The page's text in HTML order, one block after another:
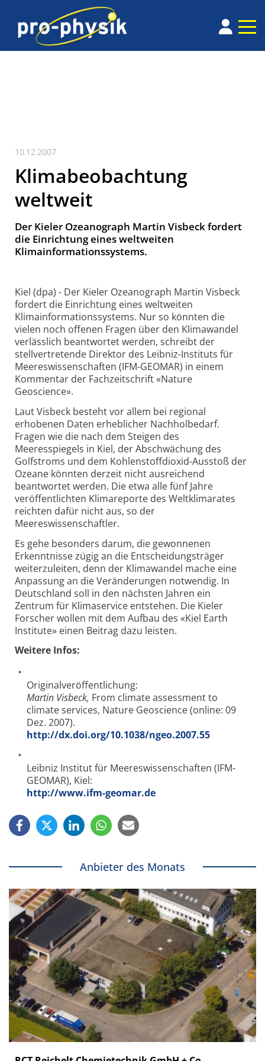
10.12.2007
Klimabeobachtung
weltweit
Der Kieler Ozeanograph Martin Visbeck fordert
die Einrichtung eines weltweiten
Klimainformationssystems.
Kiel (dpa) - Der Kieler Ozeanograph Martin Visbeck
fordert die Einrichtung eines weltweiten
Klimainformationssystems. Nur so könnten die
vielen noch offenen Fragen über den Klimawandel
verlässlich beantwortet werden, schreibt der
stellvertretende Direktor des Leibniz-Instituts für
Meereswissenschaften (IFM-GEOMAR) in einem
Kommentar der Fachzeitschrift «Nature
Geoscience».
Laut Visbeck besteht vor allem bei regional
erhobenen Daten erheblicher Nachholbedarf.
Fragen wie die nach dem Steigen des
Meeresspiegels in Kiel, der Abschwächung des
Golfstroms und dem Kohlenstoffdioxid-Ausstoß der
Ozeane könnten derzeit nicht ausreichend
beantwortet werden. Die etwa alle fünf Jahre
veröffentlichten Klimareporte des Weltklimarates
reichten dafür nicht aus, so der
Meereswissenschaftler.
Es gehe besonders darum, die gewonnenen
Erkenntnisse zügig an die Entscheidungsträger
weiterzuleiten, denn der Klimawandel mache eine
Anpassung an die Veränderungen notwendig. In
Deutschland soll in den nächsten Jahren ein
Zentrum für Klimaservice entstehen. Die Kieler
Forscher wollen mit dem Aufbau des «Kiel Earth
Institute» einen Beitrag dazu leisten.
Weitere Infos:
Originalveröffentlichung:
Martin Visbeck, From climate assessment to
climate services, Nature Geoscience (online: 09
Dez. 2007).
http://dx.doi.org/10.1038/ngeo.2007.55
Leibniz Institut für Meereswissenschaften (IFM-
GEOMAR), Kiel:
http://www.ifm-geomar.de
Anbieter des Monats